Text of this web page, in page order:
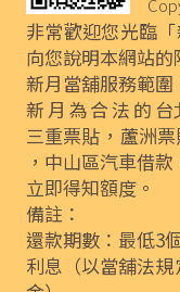
非常歡迎您光臨
向您說明本網站
新月當舖服務範圍
新月為合法的 台
三重票貼 ， 蘆洲
， 中山區汽車借款
立即得知額度。
備註：
還款期數：最低3
利息（以當舖法